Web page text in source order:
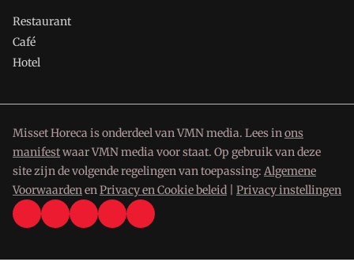
Restaurant
Café
Hotel
Misset Horeca is onderdeel van VMN media. Lees inons
manifestwaar VMN media voor staat. Op gebruik van deze
site zijn de volgende regelingen van toepassing: Algemene
VoorwaardenenPrivacy en Cookie beleid Privacy instellingen